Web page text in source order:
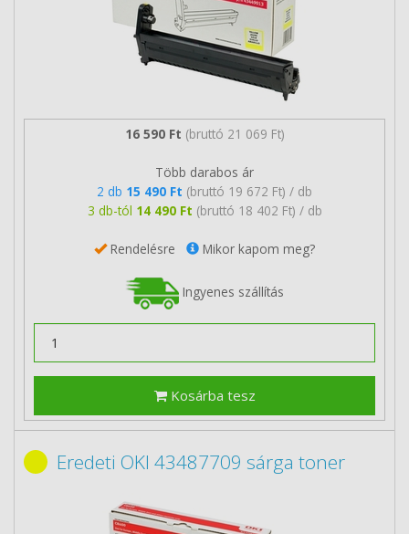
16 590 Ft (bruttó 21 069 Ft)
Több darabos ár
2 db 15 490 Ft (bruttó 19 672 Ft) / db
3 db-tól 14 490 Ft (bruttó 18 402 Ft) / db
Rendelésre Mikor kapom meg?
Ingyenes szállítás
Kosárba tesz
Eredeti OKI 43487709 sárga toner